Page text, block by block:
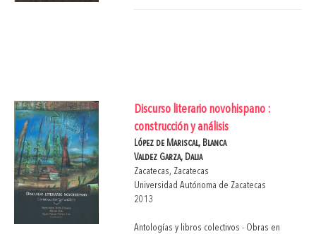
Discurso literario novohispano :
construcción y análisis
López de Mariscal, Blanca
Valdez Garza, Dalia
Zacatecas, Zacatecas
Universidad Autónoma de Zacatecas
2013
Antologías y libros colectivos - Obras en